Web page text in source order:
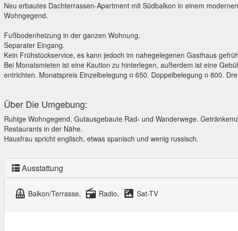
Neu erbautes Dachterrassen-Apartment mit Südbalkon in einem
Wohngegend.
Fußbodenheizung in der ganzen Wohnung.
Separater Eingang.
Kein Frühstückservice, es kann jedoch im nahegelegenen Gasthaus
Bei Monatsmieten ist eine Kaution zu hinterlegen, außerdem ist eine
entrichten. Monatspreis Einzelbelegung ¤ 650. Doppelbelegung ¤ 800.
Über Die Umgebung:
Ruhige Wohngegend. Gutausgebaute Rad- und Wanderwege.
Restaurants in der Nähe.
Hausfrau spricht englisch, etwas spanisch und wenig russisch.
Ausstattung
balcony Balkon/Terrasse, radio Radio, satellite Sat-TV